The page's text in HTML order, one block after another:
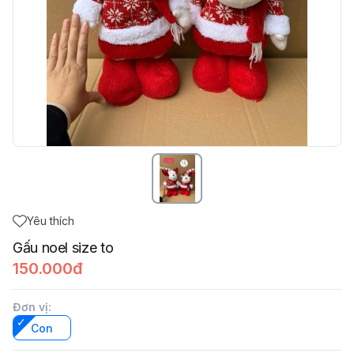
Yêu thích
Gấu noel size to
150.000đ
Đơn vị:
Con